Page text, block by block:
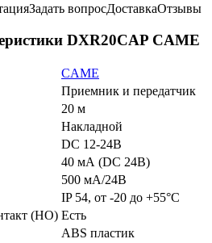
Задать вопросДоставкаОтзывы
DXR20CAP CAME
CAME
Приемник и передатчик
20 м
Накладной
DC 12-24В
40 мА (DC 24В)
500 мА/24В
IP 54, от -20 до +55°С
(НО) Есть
ABS пластик